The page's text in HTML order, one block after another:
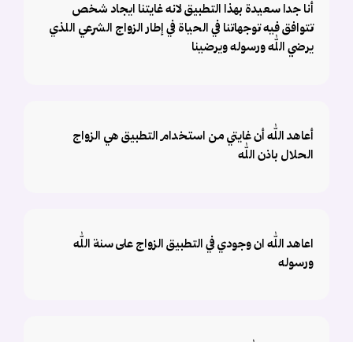
أنا جدا سعيدة بهذا التطبيق لانه غايتنا ايجاد شخص
تتوافق فيه توجهاتنا في الحياة في إطار الزواج الشرعي اللذي
يرضي الله ورسوله ويرضينا
أعاهد الله أن غايتي من استخدام التطبيق هي الزواج
الحلال باذن الله
اعاهد الله ان وجودي في التطبيق الزواج على سنة الله
ورسوله